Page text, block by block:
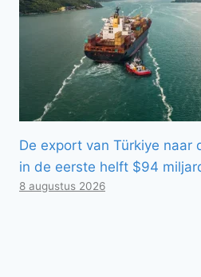
De export van Türkiye naar
in de eerste helft $94
8 augustus 2026